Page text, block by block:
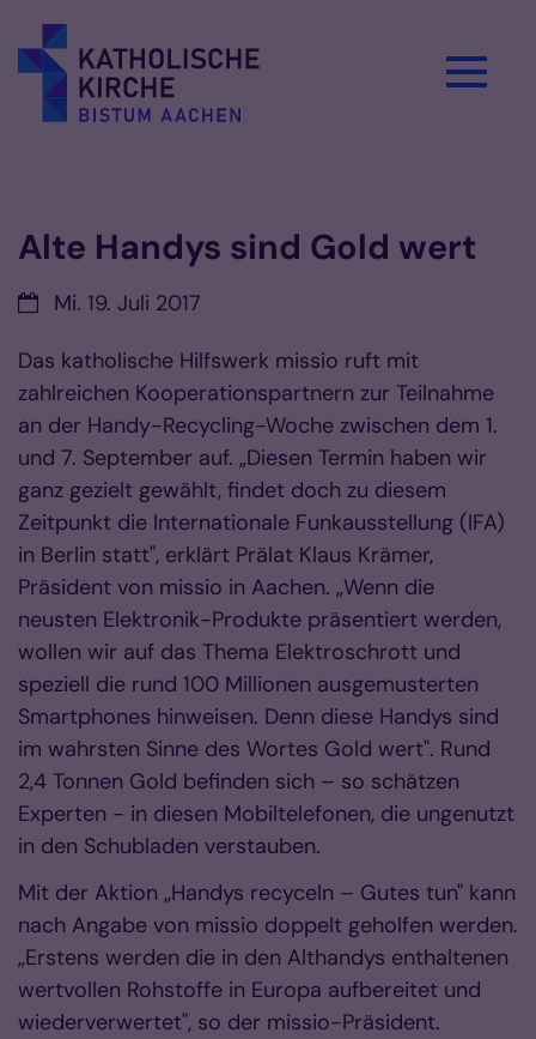
Alte Handys sind Gold wert
Datum:Mi. 19. Juli 2017
Das katholische Hilfswerk missio ruft mit
zahlreichen Kooperationspartnern zur Teilnahme
an der Handy-Recycling-Woche zwischen dem 1.
und 7. September auf. „Diesen Termin haben wir
ganz gezielt gewählt, findet doch zu diesem
Zeitpunkt die Internationale Funkausstellung (IFA)
in Berlin statt", erklärt Prälat Klaus Krämer,
Präsident von missio in Aachen. „Wenn die
neusten Elektronik-Produkte präsentiert werden,
wollen wir auf das Thema Elektroschrott und
speziell die rund 100 Millionen ausgemusterten
Smartphones hinweisen. Denn diese Handys sind
im wahrsten Sinne des Wortes Gold wert". Rund
2,4 Tonnen Gold befinden sich – so schätzen
Experten - in diesen Mobiltelefonen, die ungenutzt
in den Schubladen verstauben.
Mit der Aktion „Handys recyceln – Gutes tun" kann
nach Angabe von missio doppelt geholfen werden.
„Erstens werden die in den Althandys enthaltenen
wertvollen Rohstoffe in Europa aufbereitet und
wiederverwertet", so der missio-Präsident.